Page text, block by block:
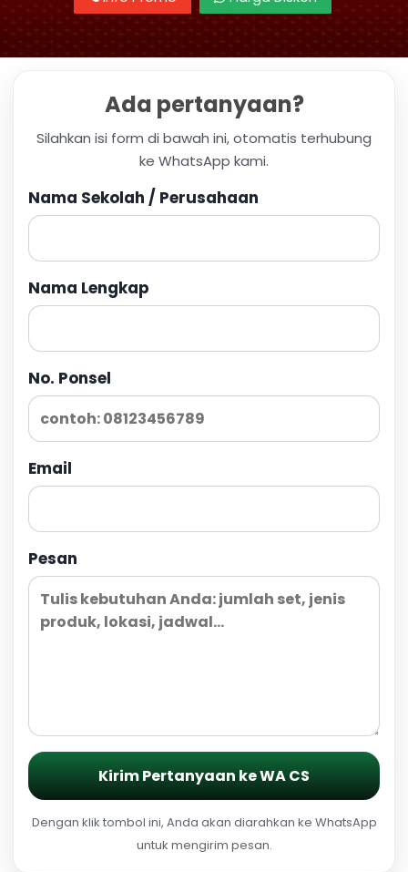
Ada pertanyaan?
Silahkan isi form di bawah ini, otomatis terhubung
ke WhatsApp kami.
Nama Sekolah / Perusahaan
Nama Lengkap
No. Ponsel
Email
Pesan
Kirim Pertanyaan ke WA CS
Dengan klik tombol ini, Anda akan diarahkan ke WhatsApp
untuk mengirim pesan.